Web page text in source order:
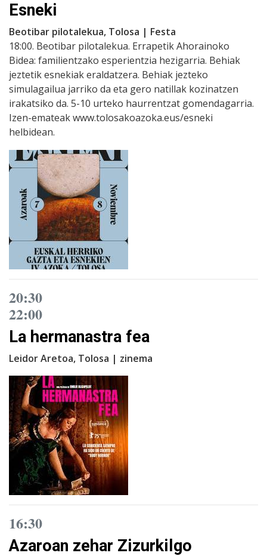
Esneki
Beotibar pilotalekua, Tolosa | Festa
18:00. Beotibar pilotalekua. Errapetik Ahorainoko
Bidea: familientzako esperientzia hezigarria. Behiak
jeztetik esnekiak eraldatzera. Behiak jezteko
simulagailua jarriko da eta gero natillak kozinatzen
irakatsiko da. 5-10 urteko haurrentzat gomendagarria.
Izen-emateak www.tolosakoazoka.eus/esneki
helbidean.
20:30
22:00
La hermanastra fea
Leidor Aretoa, Tolosa | zinema
16:30
Azaroan zehar Zizurkilgo